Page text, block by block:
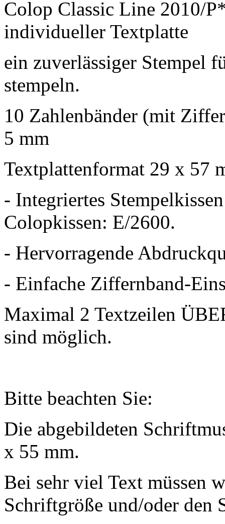
Colop Classic Line 2010/
individueller Textplatte
ein zuverlässiger Stempel
stempeln.
10 Zahlenbänder (mit
5 mm
Textplattenformat 29 x 57
- Integriertes
Colopkissen: E/2600.
- Hervorragende
- Einfache Ziffernband-
Maximal 2 Textzeilen
sind möglich.
Bitte beachten Sie:
Die abgebildeten
x 55 mm.
Bei sehr viel Text müssen
Schriftgröße und/oder den